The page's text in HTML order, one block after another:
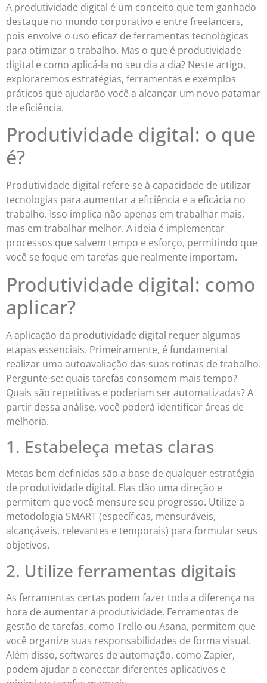
A produtividade digital é um conceito que tem ganhado
destaque no mundo corporativo e entre freelancers,
pois envolve o uso eficaz de ferramentas tecnológicas
para otimizar o trabalho. Mas o que é produtividade
digital e como aplicá-la no seu dia a dia? Neste artigo,
exploraremos estratégias, ferramentas e exemplos
práticos que ajudarão você a alcançar um novo patamar
de eficiência.
Produtividade digital: o que
é?
Produtividade digital refere-se à capacidade de utilizar
tecnologias para aumentar a eficiência e a eficácia no
trabalho. Isso implica não apenas em trabalhar mais,
mas em trabalhar melhor. A ideia é implementar
processos que salvem tempo e esforço, permitindo que
você se foque em tarefas que realmente importam.
Produtividade digital: como
aplicar?
A aplicação da produtividade digital requer algumas
etapas essenciais. Primeiramente, é fundamental
realizar uma autoavaliação das suas rotinas de trabalho.
Pergunte-se: quais tarefas consomem mais tempo?
Quais são repetitivas e poderiam ser automatizadas? A
partir dessa análise, você poderá identificar áreas de
melhoria.
1. Estabeleça metas claras
Metas bem definidas são a base de qualquer estratégia
de produtividade digital. Elas dão uma direção e
permitem que você mensure seu progresso. Utilize a
metodologia SMART (específicas, mensuráveis,
alcançáveis, relevantes e temporais) para formular seus
objetivos.
2. Utilize ferramentas digitais
As ferramentas certas podem fazer toda a diferença na
hora de aumentar a produtividade. Ferramentas de
gestão de tarefas, como Trello ou Asana, permitem que
você organize suas responsabilidades de forma visual.
Além disso, softwares de automação, como Zapier,
podem ajudar a conectar diferentes aplicativos e